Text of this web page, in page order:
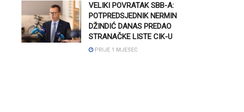
VELIKI POVRATAK SBB-A:
POTPREDSJEDNIK NERMIN
DŽINDIĆ DANAS PREDAO
STRANAČKE LISTE CIK-U
PRIJE 1 MJESEC